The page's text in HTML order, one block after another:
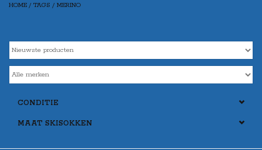
Merken
HOME / TAGS / MERINO
CONDITIE
MAAT SKISOKKEN